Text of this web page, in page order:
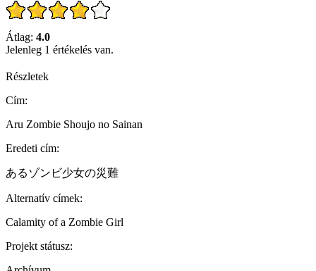
Átlag: 4.0
Jelenleg 1 értékelés van.
Részletek
Cím:
Aru Zombie Shoujo no Sainan
Eredeti cím:
あるゾンビ少女の災難
Alternatív címek:
Calamity of a Zombie Girl
Projekt státusz: